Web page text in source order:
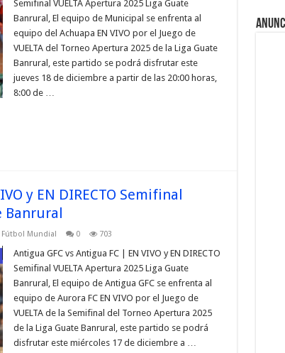
Semifinal VUELTA Apertura 2025 Liga Guate
Banrural, El equipo de Municipal se enfrenta al
equipo del Achuapa EN VIVO por el Juego de
VUELTA del Torneo Apertura 2025 de la Liga Guate
Banrural, este partido se podrá disfrutar este
jueves 18 de diciembre a partir de las 20:00 horas,
8:00 de …
y EN DIRECTO Semifinal
Banrural
Fútbol Mundial 0 703
Antigua GFC vs Antigua FC | EN VIVO y EN DIRECTO
Semifinal VUELTA Apertura 2025 Liga Guate
Banrural, El equipo de Antigua GFC se enfrenta al
equipo de Aurora FC EN VIVO por el Juego de
VUELTA de la Semifinal del Torneo Apertura 2025
de la Liga Guate Banrural, este partido se podrá
disfrutar este miércoles 17 de diciembre a …